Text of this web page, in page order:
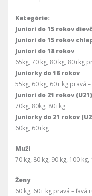
Kategórie:
Juniori do 15 rokov
Juniori do 15 rokov
Juniori do 18 rokov
65kg, 70 kg, 80 kg, 80+kg
Juniorky do 18 rokov
55kg, 60 kg, 60+ kg pravá
Juniori do 21 rokov (U21)
70kg, 80kg, 80+kg
Juniorky do 21 rokov
60kg, 60+kg
Muži
70 kg, 80 kg, 90 kg, 100
Ženy
60 kg, 60+ kg pravá – ľavá